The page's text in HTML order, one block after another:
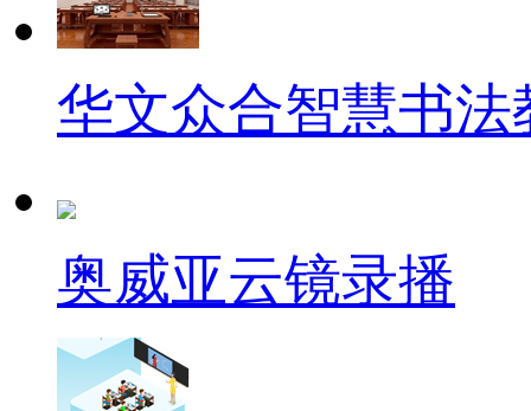
华文众合智慧书法
奥威亚云镜录播